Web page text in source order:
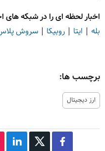
اخبار لحظه ای را در شبکه های
بله | ایتا | روبیکا | سروش
برچسب ها:
ارز دیجیتال